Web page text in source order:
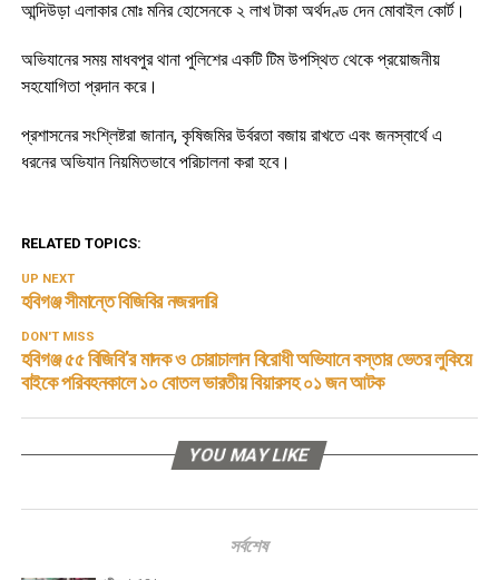
আন্দিউড়া এলাকার মোঃ মনির হোসেনকে ২ লাখ টাকা অর্থদণ্ড দেন মোবাইল কোর্ট।
অভিযানের সময় মাধবপুর থানা পুলিশের একটি টিম উপস্থিত থেকে প্রয়োজনীয়
সহযোগিতা প্রদান করে।
প্রশাসনের সংশ্লিষ্টরা জানান, কৃষিজমির উর্বরতা বজায় রাখতে এবং জনস্বার্থে এ
ধরনের অভিযান নিয়মিতভাবে পরিচালনা করা হবে।
RELATED TOPICS:
UP NEXT
হবিগঞ্জ সীমান্তে বিজিবির নজরদারি
DON'T MISS
হবিগঞ্জ ৫৫ বিজিবি’র মাদক ও চোরাচালান বিরোধী অভিযানে বস্তার ভেতর লুকিয়ে
বাইকে পরিবহনকালে ১০ বোতল ভারতীয় বিয়ারসহ ০১ জন আটক
YOU MAY LIKE
সর্বশেষ